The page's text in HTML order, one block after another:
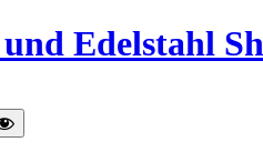
und Edelstahl